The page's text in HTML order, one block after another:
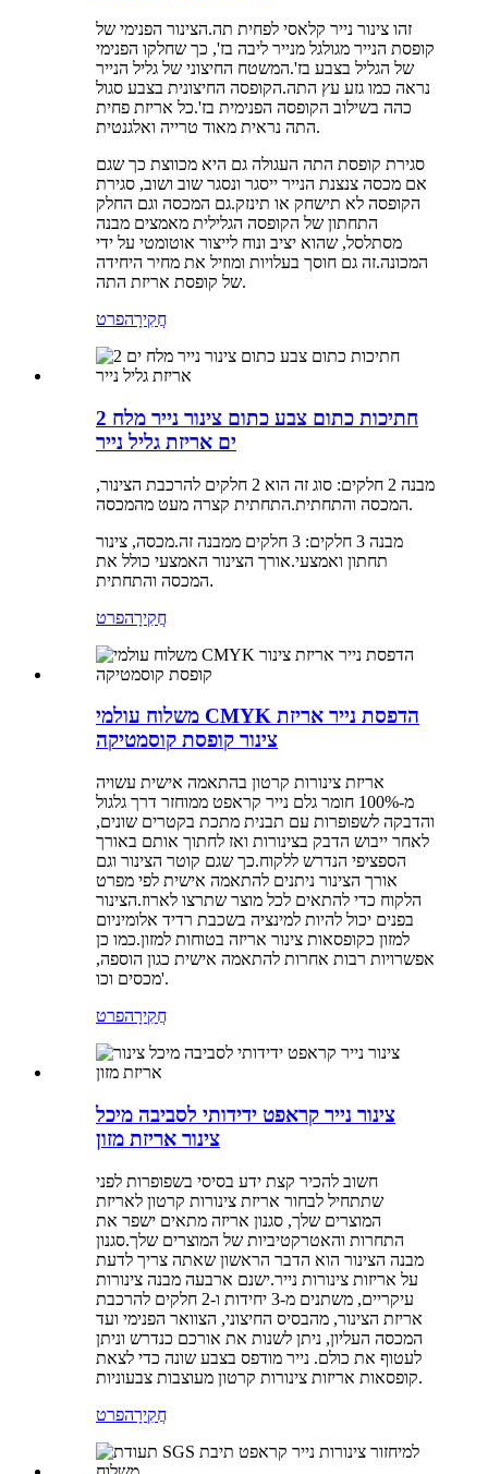
זהו צינור נייר קלאסי לפחית תה.הצינור הפנימי של
קופסת הנייר מגולגל מנייר ליבה בז', כך שחלקו הפנימי
של הגליל בצבע בז'.המשטח החיצוני של גליל הנייר
נראה כמו גזע עץ התה.הקופסה החיצונית בצבע סגול
כהה בשילוב הקופסה הפנימית בז'.כל אריזת פחית
התה נראית מאוד טרייה ואלגנטית.
סגירת קופסת התה העגולה גם היא מכווצת כך שגם
אם מכסה צנצנת הנייר ייסגר ונסגר שוב ושוב, סגירת
הקופסה לא תישחק או תינזק.גם המכסה וגם החלק
התחתון של הקופסה הגלילית מאמצים מבנה
מסתלסל, שהוא יציב ונוח לייצור אוטומטי על ידי
המכונה.זה גם חוסך בעלויות ומוזיל את מחיר היחידה
של קופסת אריזת התה.
חֲקִירָהפרט
2 חתיכות כתום צבע כתום צינור נייר מלח
ים אריזת גליל נייר
מבנה 2 חלקים: סוג זה הוא 2 חלקים להרכבת הצינור,
המכסה והתחתית.התחתית קצרה מעט מהמכסה.
מבנה 3 חלקים: 3 חלקים ממבנה זה.מכסה, צינור
תחתון ואמצעי.אורך הצינור האמצעי כולל את
המכסה והתחתית.
חֲקִירָהפרט
משלוח עולמי CMYK הדפסת נייר אריזת
צינור קופסת קוסמטיקה
אריזת צינורות קרטון בהתאמה אישית עשויה
מ-100% חומר גלם נייר קראפט ממוחזר דרך גלגול
והדבקה לשפופרות עם תבנית מתכת בקטרים ​​שונים,
לאחר ייבוש הדבק בצינורות ואז לחתוך אותם באורך
הספציפי הנדרש ללקוח.כך שגם קוטר הצינור וגם
אורך הצינור ניתנים להתאמה אישית לפי מפרט
הלקוח כדי להתאים לכל מוצר שתרצו לארוז.הצינור
בפנים יכול להיות למינציה בשכבת רדיד אלומיניום
למזון כקופסאות צינור אריזה בטוחות למזון.כמו כן
אפשרויות רבות אחרות להתאמה אישית כגון הוספה,
מכסים וכו'.
חֲקִירָהפרט
צינור נייר קראפט ידידותי לסביבה מיכל
צינור אריזת מזון
חשוב להכיר קצת ידע בסיסי בשפופרות לפני
שתתחיל לבחור אריזת צינורות קרטון לאריזת
המוצרים שלך, סגנון אריזה מתאים ישפר את
התחרות והאטרקטיביות של המוצרים שלך.סגנון
מבנה הצינור הוא הדבר הראשון שאתה צריך לדעת
על אריזות צינורות נייר.ישנם ארבעה מבנה צינורות
עיקריים, משתנים מ-3 יחידות ו-2 חלקים להרכבת
אריזת הצינור, מהבסיס החיצוני, הצוואר הפנימי ועד
המכסה העליון, ניתן לשנות את אורכם כנדרש וניתן
לעטוף את כולם. נייר מודפס בצבע שונה כדי לצאת
קופסאות אריזות צינורות קרטון מעוצבות צבעוניות.
חֲקִירָהפרט